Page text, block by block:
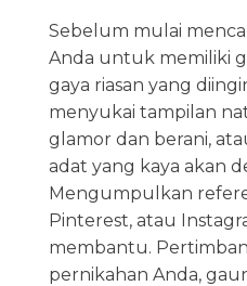
Sebelum mulai
Anda untuk memiliki
gaya riasan yang
menyukai tampilan
glamor dan berani,
adat yang kaya akan
Mengumpulkan
Pinterest, atau
membantu.
pernikahan Anda,